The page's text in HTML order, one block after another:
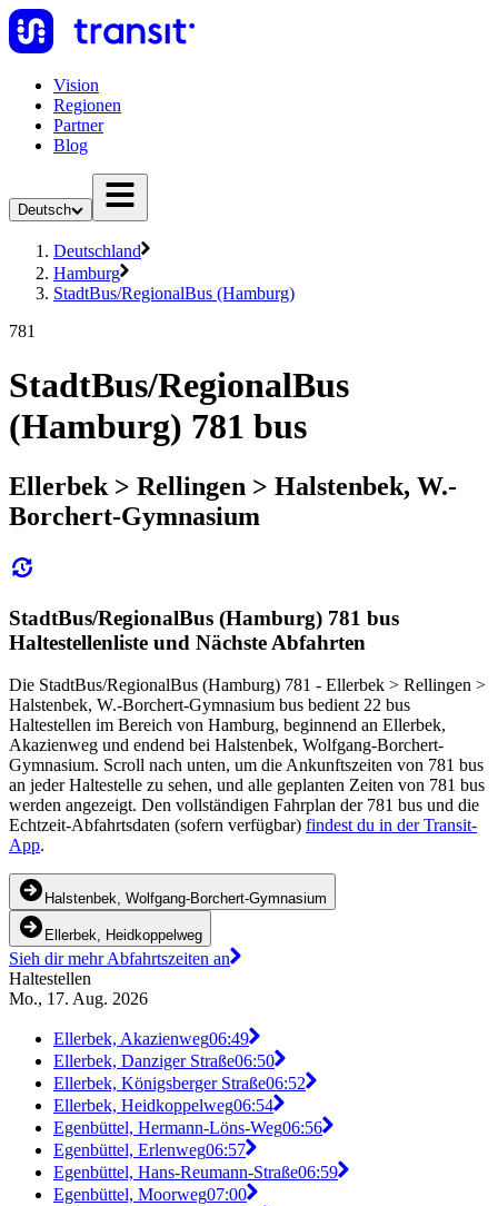
Vision
Regionen
Partner
Blog
Deutsch
Deutschland
Hamburg
StadtBus/RegionalBus (Hamburg)
781
StadtBus/RegionalBus
(Hamburg) 781 bus
Ellerbek > Rellingen > Halstenbek, W.-
Borchert-Gymnasium
StadtBus/RegionalBus (Hamburg) 781 bus
Haltestellenliste und Nächste Abfahrten
Die StadtBus/RegionalBus (Hamburg) 781 - Ellerbek > Rellingen >
Halstenbek, W.-Borchert-Gymnasium bus bedient 22 bus
Haltestellen im Bereich von Hamburg, beginnend an Ellerbek,
Akazienweg und endend bei Halstenbek, Wolfgang-Borchert-
Gymnasium. Scroll nach unten, um die Ankunftszeiten von 781 bus
an jeder Haltestelle zu sehen, und alle geplanten Zeiten von 781 bus
werden angezeigt. Den vollständigen Fahrplan der 781 bus und die
Echtzeit-Abfahrtsdaten (sofern verfügbar) findest du in der Transit-
App.
Halstenbek, Wolfgang-Borchert-Gymnasium
Ellerbek, Heidkoppelweg
Sieh dir mehr Abfahrtszeiten an
Haltestellen
Mo., 17. Aug. 2026
Ellerbek, Akazienweg06:49
Ellerbek, Danziger Straße06:50
Ellerbek, Königsberger Straße06:52
Ellerbek, Heidkoppelweg06:54
Egenbüttel, Hermann-Löns-Weg06:56
Egenbüttel, Erlenweg06:57
Egenbüttel, Hans-Reumann-Straße06:59
Egenbüttel, Moorweg07:00